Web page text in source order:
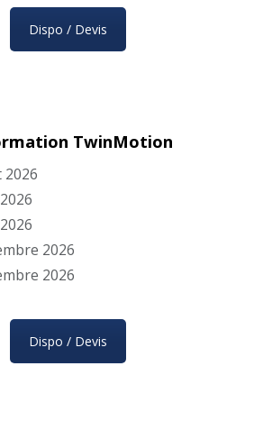
Dispo / Devis
TwinMotion
2026
2026
2026
Dispo / Devis